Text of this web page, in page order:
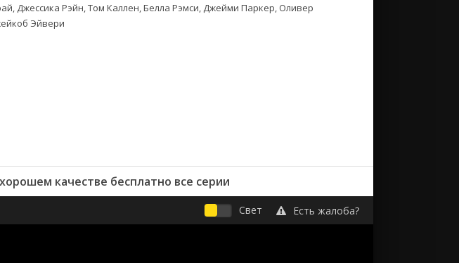
Джессика Рэйн, Том Каллен, Белла Рэмси, Джейми Паркер, Оливер
Эйвери
качестве бесплатно все серии
Свет Есть жалоба?